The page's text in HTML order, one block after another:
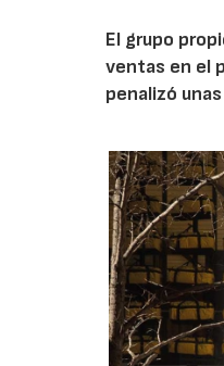
El grupo
ventas en el
penalizó